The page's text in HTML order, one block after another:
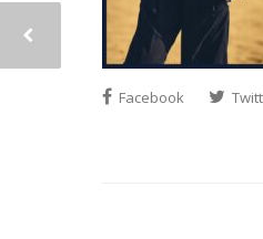
Facebook